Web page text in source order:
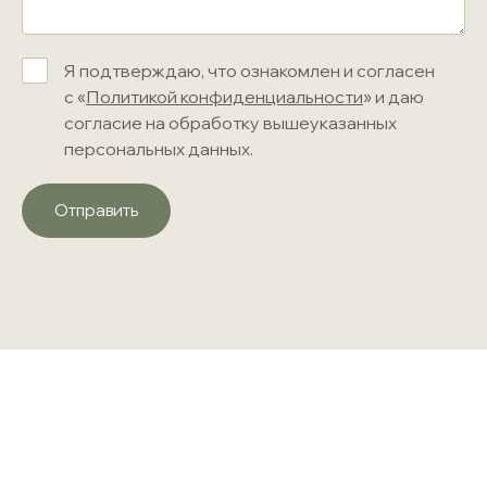
Я подтверждаю, что ознакомлен и согласен
с «Политикой конфиденциальности» и даю
согласие на обработку вышеуказанных
персональных данных.
Отправить